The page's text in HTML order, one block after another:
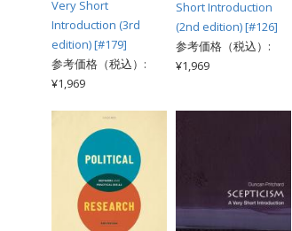
Very Short
Introduction (3rd
edition) [#179]
参考価格（税込）:
¥1,969
Short Introduction
(2nd edition) [#126]
参考価格（税込）:
¥1,969